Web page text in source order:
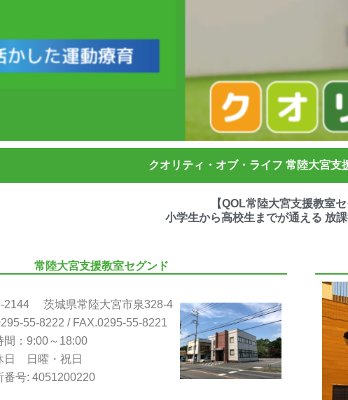
クオリティ・オブ・ライフ 常陸大宮支
【QOL常陸大宮支援教室セ
小学生から高校生までが通える 放
常陸大宮支援教室セグンド
2144 茨城県常陸大宮市泉328-4
55-8222 / FAX.0295-55-8221
間：9:00～18:00
日曜・祝日
番号: 4051200220